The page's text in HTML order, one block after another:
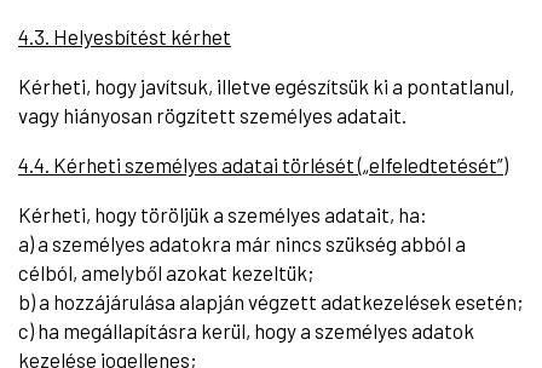
4.3. Helyesbítést kérhet
Kérheti, hogy javítsuk, illetve egészítsük ki a pontatlanul,
vagy hiányosan rögzített személyes adatait.
4.4. Kérheti személyes adatai törlését („elfeledtetését”)
Kérheti, hogy töröljük a személyes adatait, ha:
a) a személyes adatokra már nincs szükség abból a
célból, amelyből azokat kezeltük;
b) a hozzájárulása alapján végzett adatkezelések esetén;
c) ha megállapításra kerül, hogy a személyes adatok
kezelése jogellenes;